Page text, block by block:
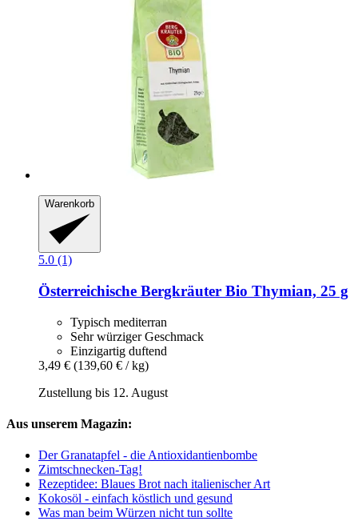
Warenkorb
5.0 (1)
Österreichische Bergkräuter Bio Thymian, 25 g
Typisch mediterran
Sehr würziger Geschmack
Einzigartig duftend
3,49 € (139,60 € / kg)
Zustellung bis 12. August
Aus unserem Magazin:
Der Granatapfel - die Antioxidantienbombe
Zimtschnecken-Tag!
Rezeptidee: Blaues Brot nach italienischer Art
Kokosöl - einfach köstlich und gesund
Was man beim Würzen nicht tun sollte